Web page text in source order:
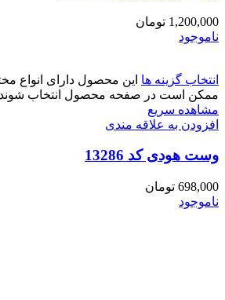
1,200,000 تومان
ناموجود
انتخاب گزینه ها این محصول دارای انواع
ممکن است در صفحه محصول انتخاب شوند
مشاهده سریع
افزودن به علاقه مندی
وست هودی کد 13286
698,000 تومان
ناموجود